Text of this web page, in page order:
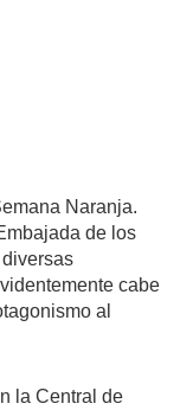
Naranja.
de los
cabe
al
la Central de